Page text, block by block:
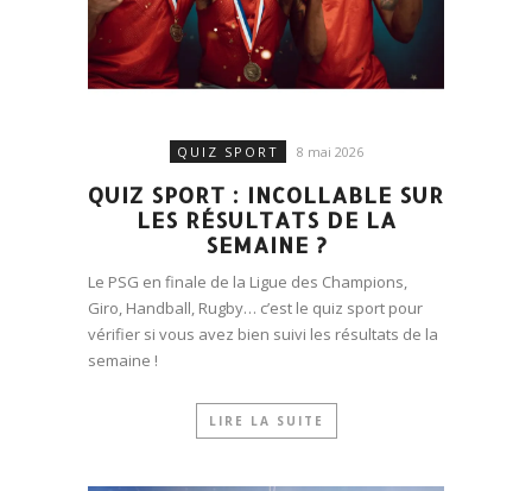
QUIZ SPORT 8 mai 2026
QUIZ SPORT : INCOLLABLE SUR
LES RÉSULTATS DE LA
SEMAINE ?
Le PSG en finale de la Ligue des Champions,
Giro, Handball, Rugby… c’est le quiz sport pour
vérifier si vous avez bien suivi les résultats de la
semaine !
LIRE LA SUITE